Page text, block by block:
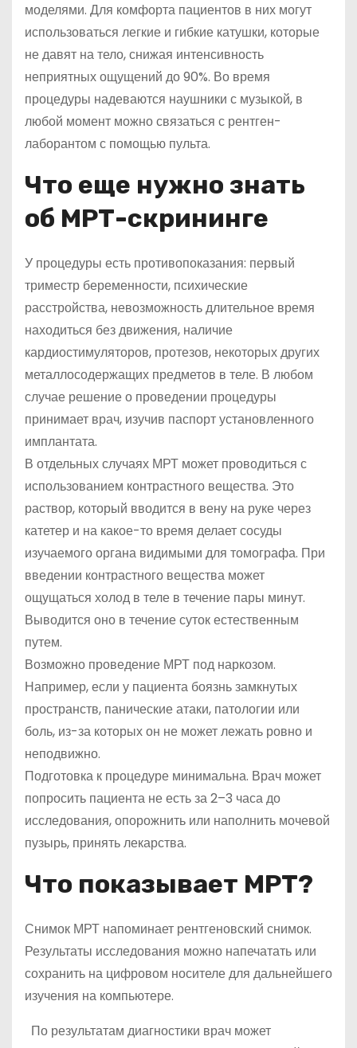
моделями. Для комфорта пациентов в них могут
использоваться легкие и гибкие катушки, которые
не давят на тело, снижая интенсивность
неприятных ощущений до 90%. Во время
процедуры надеваются наушники с музыкой, в
любой момент можно связаться с рентген-
лаборантом с помощью пульта.
Что еще нужно знать
об МРТ-скрининге
У процедуры есть противопоказания: первый
триместр беременности, психические
расстройства, невозможность длительное время
находиться без движения, наличие
кардиостимуляторов, протезов, некоторых других
металлосодержащих предметов в теле. В любом
случае решение о проведении процедуры
принимает врач, изучив паспорт установленного
имплантата.
В отдельных случаях МРТ может проводиться с
использованием контрастного вещества. Это
раствор, который вводится в вену на руке через
катетер и на какое-то время делает сосуды
изучаемого органа видимыми для томографа. При
введении контрастного вещества может
ощущаться холод в теле в течение пары минут.
Выводится оно в течение суток естественным
путем.
Возможно проведение МРТ под наркозом.
Например, если у пациента боязнь замкнутых
пространств, панические атаки, патологии или
боль, из-за которых он не может лежать ровно и
неподвижно.
Подготовка к процедуре минимальна. Врач может
попросить пациента не есть за 2–3 часа до
исследования, опорожнить или наполнить мочевой
пузырь, принять лекарства.
Что показывает МРТ?
Снимок МРТ напоминает рентгеновский снимок.
Результаты исследования можно напечатать или
сохранить на цифровом носителе для дальнейшего
изучения на компьютере.
По результатам диагностики врач может